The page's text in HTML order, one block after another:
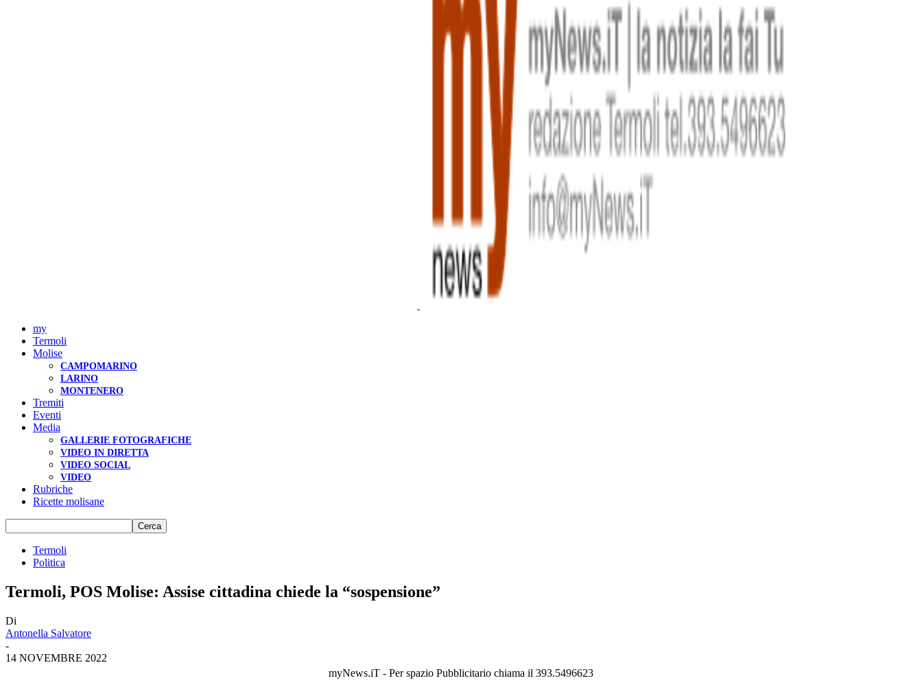
my
Termoli
Molise
CAMPOMARINO
LARINO
MONTENERO
Tremiti
Eventi
Media
GALLERIE FOTOGRAFICHE
VIDEO IN DIRETTA
VIDEO SOCIAL
VIDEO
Rubriche
Ricette molisane
Termoli
Politica
Termoli, POS Molise: Assise cittadina chiede la “sospensione”
Di
Antonella Salvatore
-
14 NOVEMBRE 2022
myNews.iT - Per spazio Pubblicitario chiama il 393.5496623